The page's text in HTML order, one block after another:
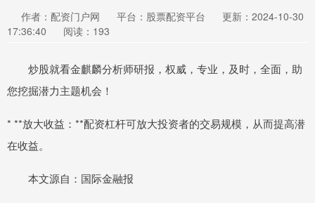
作者：配资门户网 平台：股票配资平台
更新：2024-10-30
17:36:40
阅读：193
炒股就看金麒麟分析师研报，权威，专业，及时，全面，助
您挖掘潜力主题机会！
* **放大收益：**配资杠杆可放大投资者的交易规模，从而提高潜
在收益。
本文源自：国际金融报